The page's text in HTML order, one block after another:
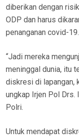
diberikan dengan
ODP dan harus
penanganan covid-19.
“Jadi mereka
meninggal dunia, itu
diskresi di lapangan,
ungkap Irjen Pol Drs.
Polri.
Untuk mendapat